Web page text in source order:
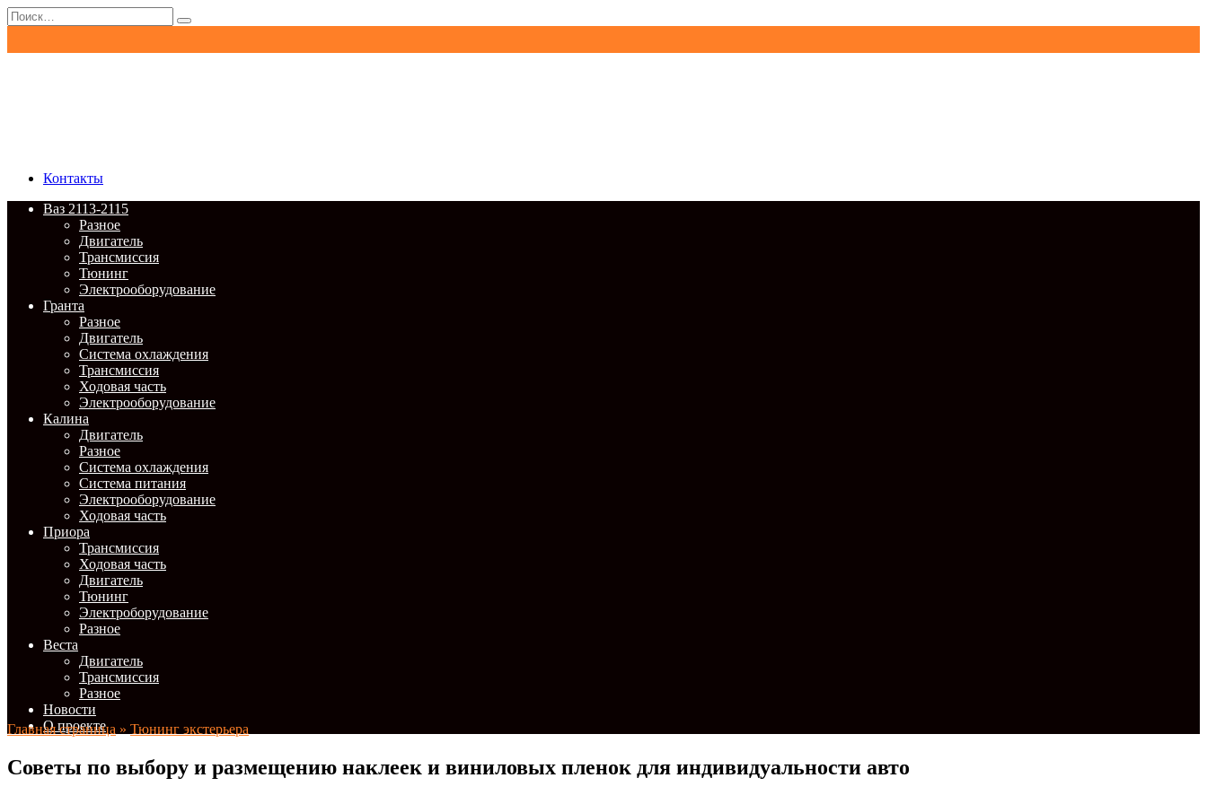
Перейти
к
Search
for:
Контакты
Ваз 2113-2115
Разное
Двигатель
Трансмиссия
Тюнинг
Электрооборудование
Гранта
Разное
Двигатель
Система охлаждения
Трансмиссия
Ходовая часть
Электрооборудование
Калина
Двигатель
Разное
Система охлаждения
Система питания
Электрооборудование
Ходовая часть
Приора
Трансмиссия
Ходовая часть
Двигатель
Тюнинг
Электроборудование
Разное
Веста
Двигатель
Трансмиссия
Разное
Новости
О проекте
Главная страница » Тюнинг экстерьера
Советы по выбору и размещению наклеек и виниловых пленок для индивидуальности авто